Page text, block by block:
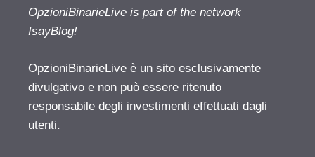
OpzioniBinarieLive is part of the network
IsayBlog!
OpzioniBinarieLive è un sito esclusivamente
divulgativo e non può essere ritenuto
responsabile degli investimenti effettuati dagli
utenti.